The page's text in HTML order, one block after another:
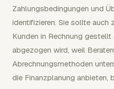
Zahlungsbedingungen und
identifizieren. Sie sollte auch
Kunden in Rechnung
abgezogen wird, weil
Abrechnungsmethoden
die Finanzplanung anbieten,